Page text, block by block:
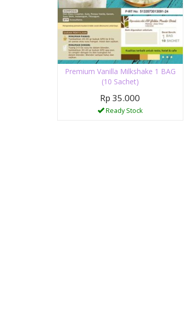
Premium Vanilla Milkshake 1 BAG
(10 Sachet)
Rp 35.000
Ready Stock